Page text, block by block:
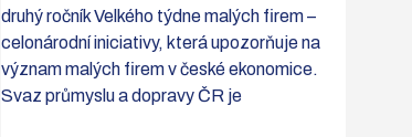
druhý ročník Velkého týdne malých firem –
celonárodní iniciativy, která upozorňuje na
význam malých firem v české ekonomice.
Svaz průmyslu a dopravy ČR je